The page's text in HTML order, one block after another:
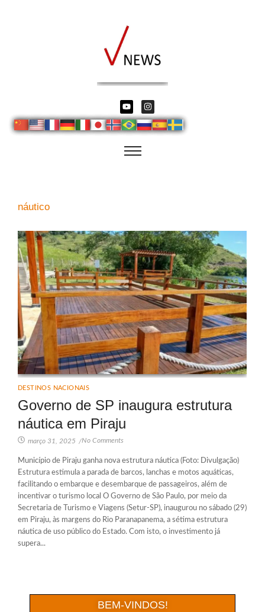
náutico
DESTINOS NACIONAIS
Governo de SP inaugura estrutura
náutica em Piraju
março 31, 2025 /No Comments
Município de Piraju ganha nova estrutura náutica (Foto: Divulgação)
Estrutura estimula a parada de barcos, lanchas e motos aquáticas,
facilitando o embarque e desembarque de passageiros, além de
incentivar o turismo local O Governo de São Paulo, por meio da
Secretaria de Turismo e Viagens (Setur-SP), inaugurou no sábado (29)
em Piraju, às margens do Rio Paranapanema, a sétima estrutura
náutica de uso público do Estado. Com isto, o investimento já
supera...
BEM-VINDOS!